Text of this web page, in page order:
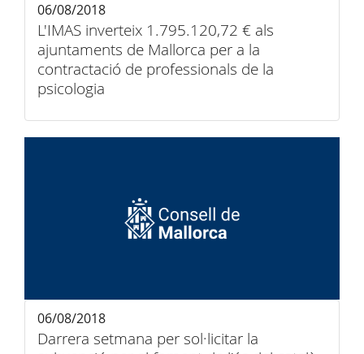
L'IMAS inverteix 1.795.120,72 € als
ajuntaments de Mallorca per a la
contractació de professionals de la
psicologia
06/08/2018
Darrera setmana per sol·licitar la
06/08/2018